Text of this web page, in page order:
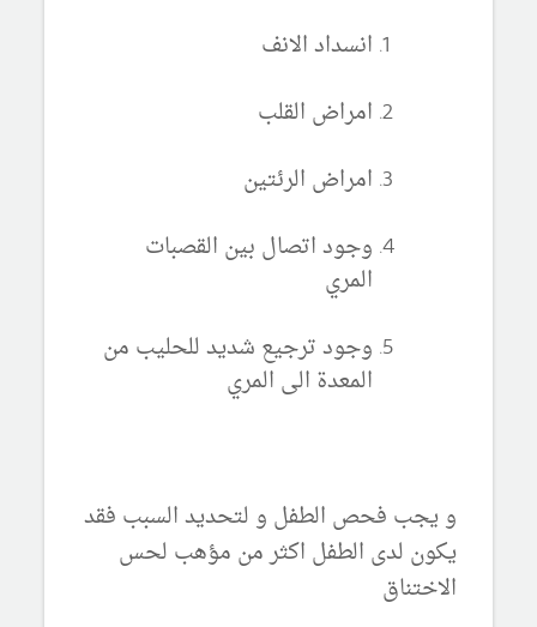
انسداد الانف
امراض القلب
امراض الرئتين
وجود اتصال بين القصبات
المري
وجود ترجيع شديد للحليب من
المعدة الى المري
و يجب فحص الطفل و لتحديد السبب فقد
يكون لدى الطفل اكثر من مؤهب لحس
الاختناق